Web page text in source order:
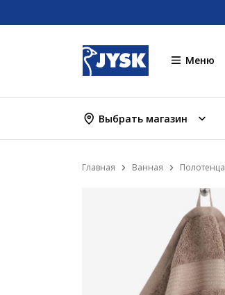
Меню
Выбрать магазин
Главная Ванная Полотенца